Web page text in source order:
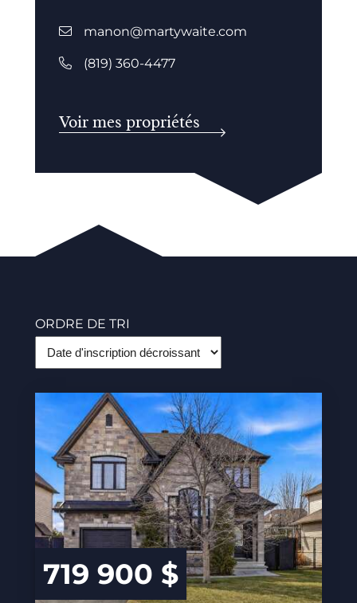
manon@martywaite.com
(819) 360-4477
Voir mes propriétés
ORDRE DE TRI
719 900 $